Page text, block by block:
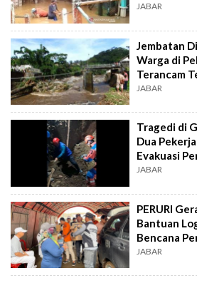
JABAR
Jembatan
Warga di
Terancam
JABAR
Tragedi di
Dua
Evakuasi
JABAR
PERURI
Bantuan
Bencana
Purwakarta
JABAR